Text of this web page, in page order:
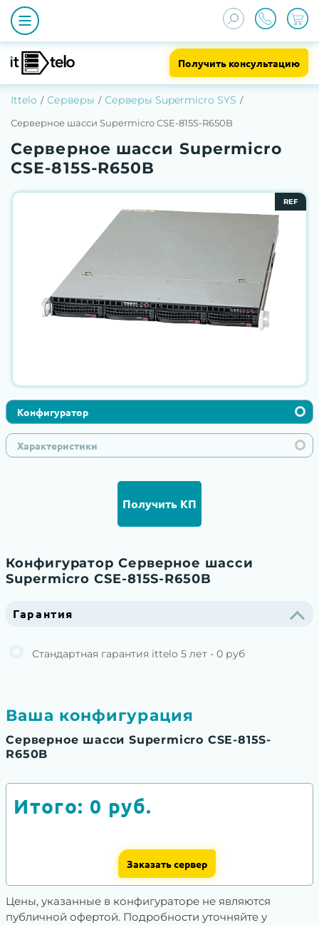
Получить консультацию
Ittelo Серверы Серверы Supermicro SYS
Серверное шасси Supermicro CSE-815S-R650B
Серверное шасси Supermicro
CSE-815S-R650B
REF
Конфигуратор
Характеристики
Получить КП
Конфигуратор Серверное шасси
Supermicro CSE-815S-R650B
Гарантия
Стандартная гарантия ittelo 5 лет - 0 руб
Ваша конфигурация
Серверное шасси Supermicro CSE-815S-
R650B
Итого: 0 руб.
Заказать сервер
Цены, указанные в конфигураторе не являются
публичной офертой. Подробности уточняйте у